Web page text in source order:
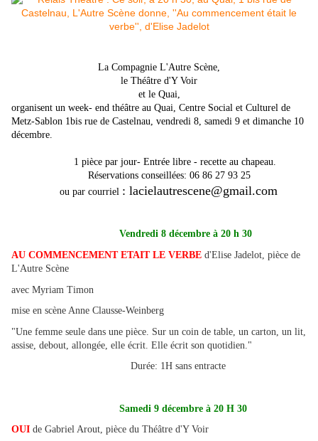
La Compagnie L'Autre Scène,
le Théâtre d'Y Voir
et le Quai,
organisent un week- end théâtre au Quai, Centre Social et Culturel de
Metz-Sablon 1bis rue de Castelnau, vendredi 8, samedi 9 et dimanche 10
décembre.
1 pièce par jour- Entrée libre - recette au chapeau.
Réservations conseillées: 06 86 27 93 25
ou par courriel : lacielautrescene@gmail.com
Vendredi 8 décembre à 20 h 30
AU COMMENCEMENT ETAIT LE VERBE d'Elise Jadelot, pièce de
L'Autre Scène
avec Myriam Timon
mise en scène Anne Clausse-Weinberg
"Une femme seule dans une pièce. Sur un coin de table, un carton, un lit,
assise, debout, allongée, elle écrit. Elle écrit son quotidien."
Durée: 1H sans entracte
Samedi 9 décembre à 20 H 30
OUI de Gabriel Arout, pièce du Théâtre d'Y Voir